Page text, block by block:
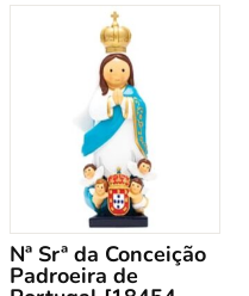
Nª Srª da Conceição
Padroeira de